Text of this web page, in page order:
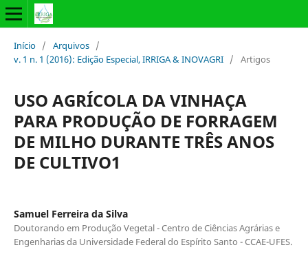
Início / Arquivos /
v. 1 n. 1 (2016): Edição Especial, IRRIGA & INOVAGRI / Artigos
USO AGRÍCOLA DA VINHAÇA
PARA PRODUÇÃO DE FORRAGEM
DE MILHO DURANTE TRÊS ANOS
DE CULTIVO1
Samuel Ferreira da Silva
Doutorando em Produção Vegetal - Centro de Ciências Agrárias e
Engenharias da Universidade Federal do Espírito Santo - CCAE-UFES.